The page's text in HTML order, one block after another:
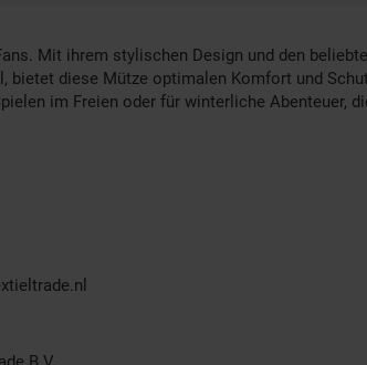
Mit ihrem stylischen Design und den
diese Mütze optimalen Komfort und
im Freien oder für winterliche Abenteuer,